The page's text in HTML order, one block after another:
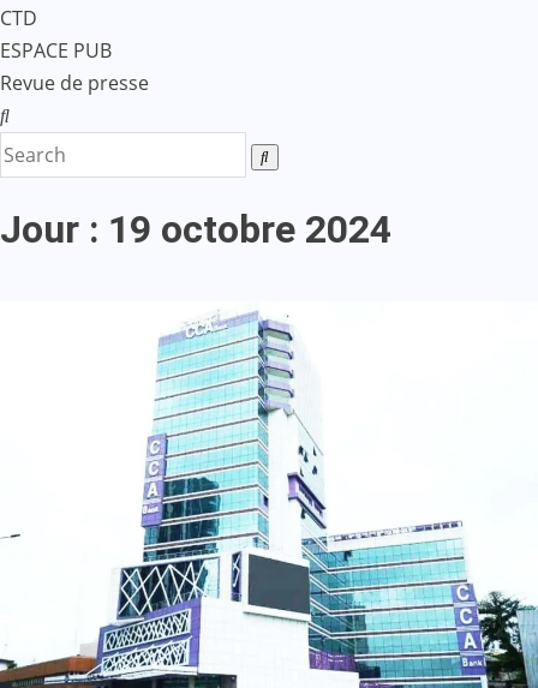
CTD
ESPACE PUB
Revue de presse
Jour : 19 octobre 2024